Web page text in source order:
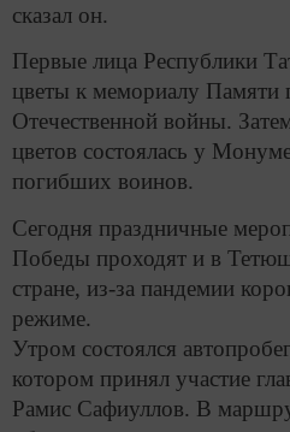
сказал он.
Первые лица Республики
цветы к мемориалу Памяти
Отечественной войны.
цветов состоялась у
погибших воинов.
Сегодня праздничные
Победы проходят и в
стране, из-за пандемии
режиме.
Утром состоялся
котором принял участие
Рамис Сафиуллов. В